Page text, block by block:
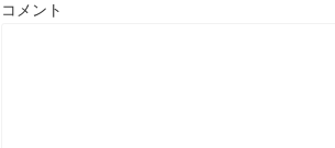
コメント